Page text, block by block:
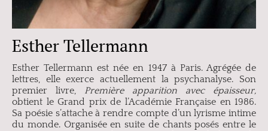
Esther Tellermann
Esther Tellermann est née en 1947 à Paris. Agrégée de
lettres, elle exerce actuellement la psychanalyse. Son
premier livre, Première apparition avec épaisseur,
obtient le Grand prix de l’Académie Française en 1986.
Sa poésie s’attache à rendre compte d’un lyrisme intime
du monde. Organisée en suite de chants posés entre le